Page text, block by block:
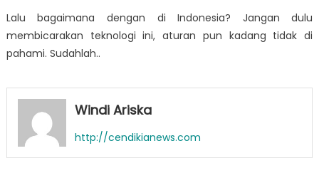
Lalu bagaimana dengan di Indonesia? Jangan dulu
membicarakan teknologi ini, aturan pun kadang tidak di
pahami. Sudahlah..
Windi Ariska
http://cendikianews.com